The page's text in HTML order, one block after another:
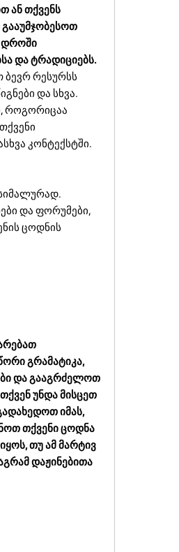
ან თქვენს
დროში
და ტრადიციებს.
ბევრ რესურსს
და სხვა.
როგორიცაა
კონტექსტში.
და ფორუმები,
ცოდნის
გრამატიკა,
და გააგრძელოთ
უნდა მისცეთ
იმას,
თქვენი ცოდნა
თუ ამ მარტივ
დაჟინებითა